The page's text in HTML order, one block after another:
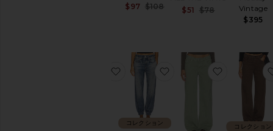
Sale price:
$97
Previous price:
$108
Sale price:
$51
Previous
$78
Vintage
$395
お気に入りGAVIN ロングワイドレッ
コレクション
お気に入りMIRAMAR
お気に入
コレクション